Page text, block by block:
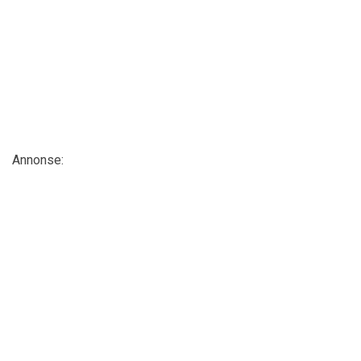
Annonse: